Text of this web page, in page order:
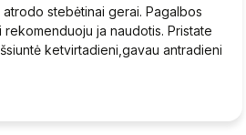
stebėtinai gerai. Pagalbos
ja naudotis. Pristate
ketvirtadieni,gavau antradieni